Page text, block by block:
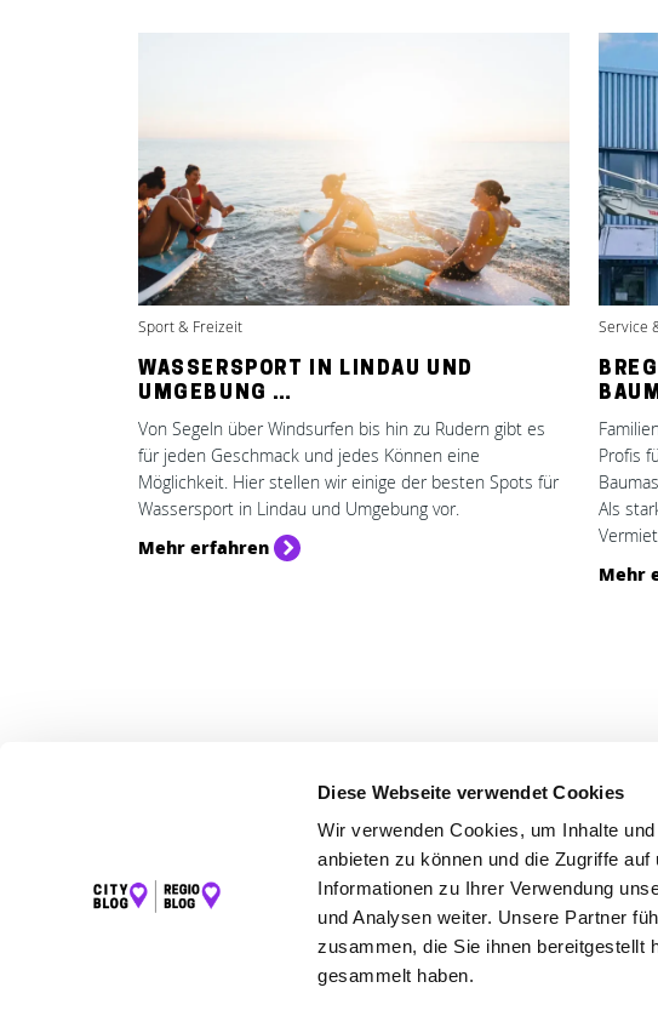
Diese Webseite verwendet Cookies
Wir verwenden Cookies, um Inhalte
anbieten zu können und die Zugriffe
Informationen zu Ihrer Verwendung
und Analysen weiter. Unsere Partner
zusammen, die Sie ihnen bereitgestellt
gesammelt haben.
Sport & Freizeit
WASSERSPORT IN LINDAU UND
UMGEBUNG …
Von Segeln über Windsurfen bis hin zu Rudern gibt es
für jeden Geschmack und jedes Können eine
Möglichkeit. Hier stellen wir einige der besten Spots für
Wassersport in Lindau und Umgebung vor.
Mehr erfahren
Service
Profis
Als
Mehr
LET'S
Kontakt